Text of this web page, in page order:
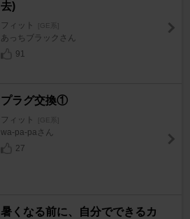
去)
フィット [GE系]
あっちブラックさん
91
プラグ交換①
フィット [GE系]
wa-pa-paさん
27
暑くなる前に、自分でできるカ